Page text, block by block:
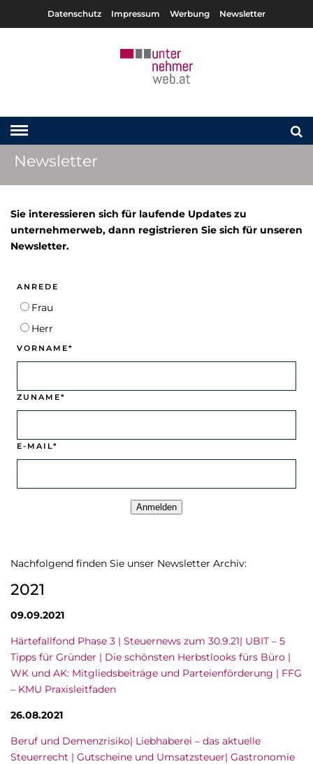
Datenschutz Impressum Werbung Newsletter
Newsletter
Sie interessieren sich für laufende Updates zu
unternehmerweb, dann registrieren Sie sich für unseren
Newsletter.
ANREDE
Frau
Herr
VORNAME*
ZUNAME*
E-MAIL*
Anmelden
Nachfolgend finden Sie unser Newsletter Archiv:
2021
09.09.2021
Härtefallfond Phase 3 | Steuernews zum 30.9.21| UBIT – 5
Tipps für Gründer | Die schönsten Herbstlooks fürs Büro |
WK und AK: Mitgliedsbeiträge und Parteienförderung | FFG
– KMU Praxisleitfaden
26.08.2021
Beruf und Demenzrisiko| Liebhaberei – das aktuelle
Steuerrecht | Gutscheine und Umsatzsteuer| Gastronomie